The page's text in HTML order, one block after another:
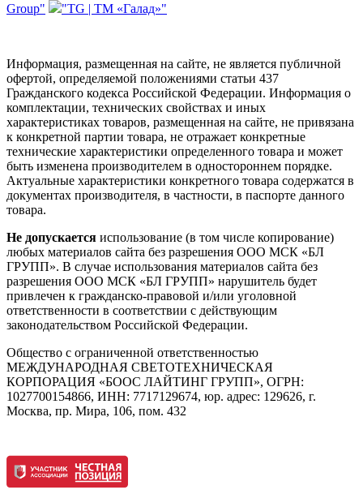
Group"
"TG | ТМ «Галад»"
Информация, размещенная на сайте, не является публичной
офертой, определяемой положениями статьи 437
Гражданского кодекса Российской Федерации. Информация о
комплектации, технических свойствах и иных
характеристиках товаров, размещенная на сайте, не привязана
к конкретной партии товара, не отражает конкретные
технические характеристики определенного товара и может
быть изменена производителем в одностороннем порядке.
Актуальные характеристики конкретного товара содержатся в
документах производителя, в частности, в паспорте данного
товара.
Не допускается использование (в том числе копирование)
любых материалов сайта без разрешения ООО МСК «БЛ
ГРУПП». В случае использования материалов сайта без
разрешения ООО МСК «БЛ ГРУПП» нарушитель будет
привлечен к гражданско-правовой и/или уголовной
ответственности в соответствии с действующим
законодательством Российской Федерации.
Общество с ограниченной ответственностью
МЕЖДУНАРОДНАЯ СВЕТОТЕХНИЧЕСКАЯ
КОРПОРАЦИЯ «БООС ЛАЙТИНГ ГРУПП», ОГРН:
1027700154866, ИНН: 7717129674, юр. адрес: 129626, г.
Москва, пр. Мира, 106, пом. 432